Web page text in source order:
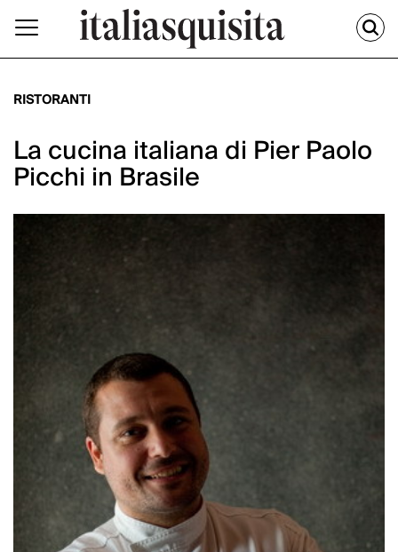
RISTORANTI
La cucina italiana di Pier Paolo
Picchi in Brasile